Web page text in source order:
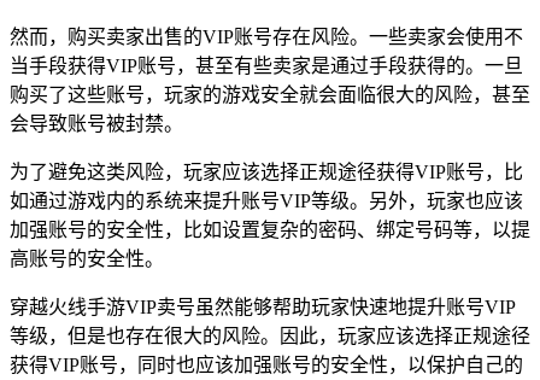
然而，购买卖家出售的VIP账号存在风险。一些卖家会使用不
当手段获得VIP账号，甚至有些卖家是通过手段获得的。一旦
购买了这些账号，玩家的游戏安全就会面临很大的风险，甚至
会导致账号被封禁。
为了避免这类风险，玩家应该选择正规途径获得VIP账号，比
如通过游戏内的系统来提升账号VIP等级。另外，玩家也应该
加强账号的安全性，比如设置复杂的密码、绑定号码等，以提
高账号的安全性。
穿越火线手游VIP卖号虽然能够帮助玩家快速地提升账号VIP
等级，但是也存在很大的风险。因此，玩家应该选择正规途径
获得VIP账号，同时也应该加强账号的安全性，以保护自己的